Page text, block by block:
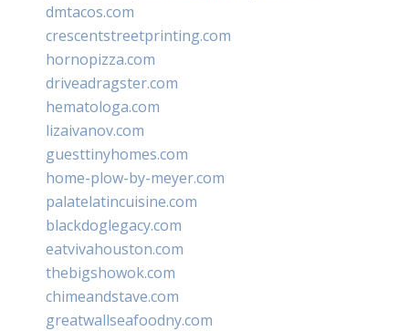
dmtacos.com
crescentstreetprinting.com
hornopizza.com
driveadragster.com
hematologa.com
lizaivanov.com
guesttinyhomes.com
home-plow-by-meyer.com
palatelatincuisine.com
blackdoglegacy.com
eatvivahouston.com
thebigshowok.com
chimeandstave.com
greatwallseafoodny.com